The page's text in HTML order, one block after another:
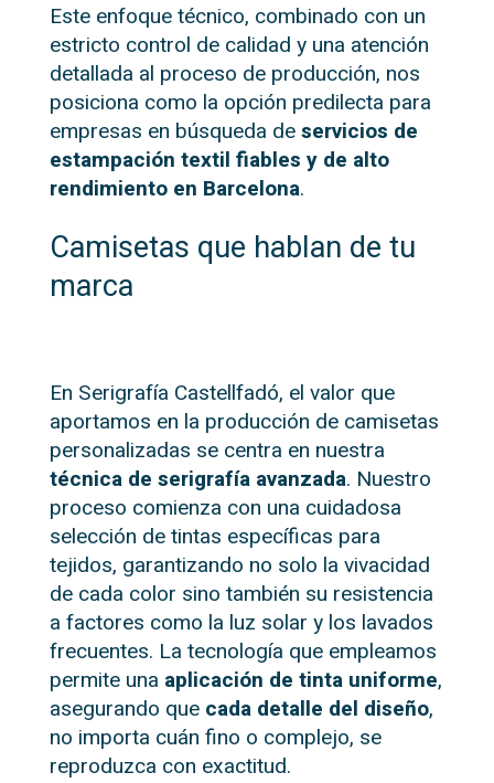
Este enfoque técnico, combinado con un
estricto control de calidad y una atención
detallada al proceso de producción, nos
posiciona como la opción predilecta para
empresas en búsqueda deservicios de
estampación textil fiables y de alto
rendimiento en Barcelona.
Camisetas que hablan de tu
marca
En Serigrafía Castellfadó, el valor que
aportamos en la producción de camisetas
personalizadas se centra en nuestra
técnica de serigrafía avanzada. Nuestro
proceso comienza con una cuidadosa
selección de tintas específicas para
tejidos, garantizando no solo la vivacidad
de cada color sino también su resistencia
a factores como la luz solar y los lavados
frecuentes. La tecnología que empleamos
permite una aplicación de tinta uniforme,
asegurando quecada detalle del diseño,
no importa cuán fino o complejo, se
reproduzca con exactitud.